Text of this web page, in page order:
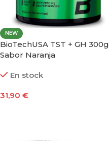
NEW
BioTechUSA TST + GH 300g
Sabor Naranja
En stock
31,90 €